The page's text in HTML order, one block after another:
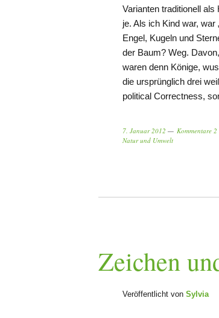
Varianten traditionell
je. Als ich Kind war, war
Engel, Kugeln und
der Baum? Weg.
waren denn Könige,
die ursprünglich drei
political Correctness,
7. Januar 2012
Kommentare 2
Natur und Umwelt
Zeichen
Veröffentlicht von Sylvia